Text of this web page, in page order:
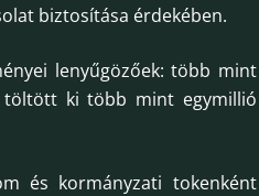
biztosítása érdekében.
lenyűgözőek: több mint
ki több mint egymillió
és kormányzati tokenként